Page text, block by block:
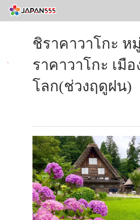
ชิราคาวาโกะ ห
ราคาวาโกะ เมื
โลก(ช่วงฤดูฝน)